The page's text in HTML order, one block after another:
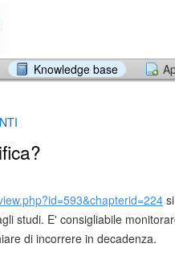
Knowledge base
si
studi. E' consigliabile
di incorrere in decadenza.